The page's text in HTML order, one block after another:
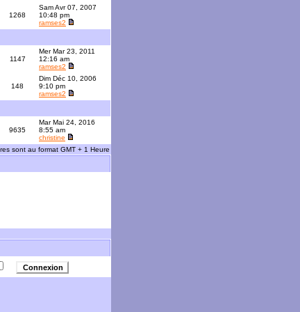
1268
Sam Avr 07, 2007
10:48 pm
ramses2
1147
Mer Mar 23, 2011
12:16 am
ramses2
148
Dim Déc 10, 2006
9:10 pm
ramses2
9635
Mar Mai 24, 2016
8:55 am
christine
sont au format GMT + 1 Heure